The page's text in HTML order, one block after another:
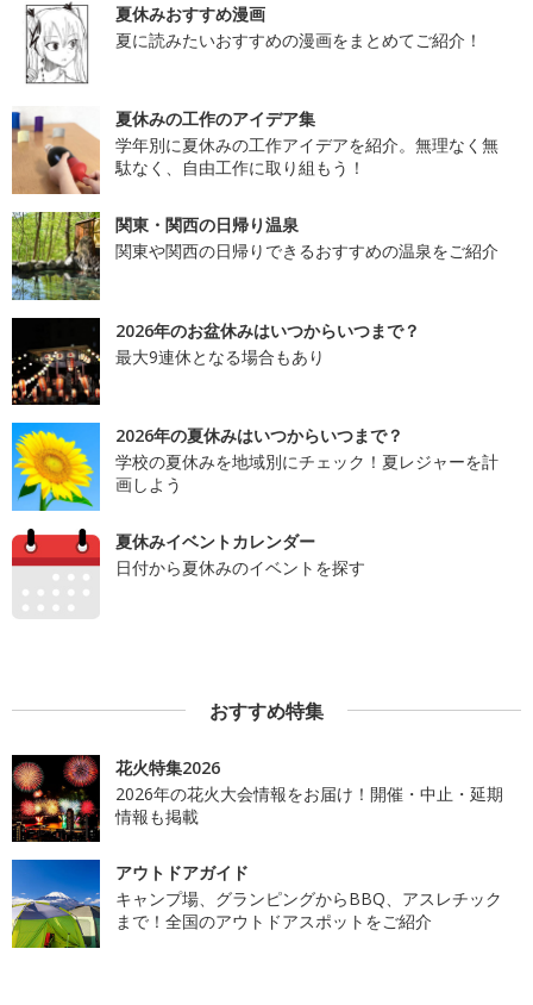
夏休みおすすめ漫画
夏に読みたいおすすめの漫画をまとめてご紹介！
夏休みの工作のアイデア集
学年別に夏休みの工作アイデアを紹介。無理なく無
駄なく、自由工作に取り組もう！
関東・関西の日帰り温泉
関東や関西の日帰りできるおすすめの温泉をご紹介
2026年のお盆休みはいつからいつまで？
最大9連休となる場合もあり
2026年の夏休みはいつからいつまで？
学校の夏休みを地域別にチェック！夏レジャーを計
画しよう
夏休みイベントカレンダー
日付から夏休みのイベントを探す
おすすめ特集
花火特集2026
2026年の花火大会情報をお届け！開催・中止・延期
情報も掲載
アウトドアガイド
キャンプ場、グランピングからBBQ、アスレチック
まで！全国のアウトドアスポットをご紹介